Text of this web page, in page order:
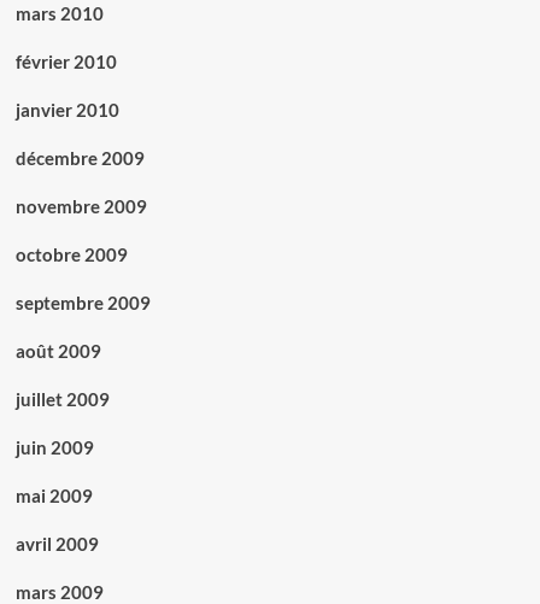
mars 2010
février 2010
janvier 2010
décembre 2009
novembre 2009
octobre 2009
septembre 2009
août 2009
juillet 2009
juin 2009
mai 2009
avril 2009
mars 2009